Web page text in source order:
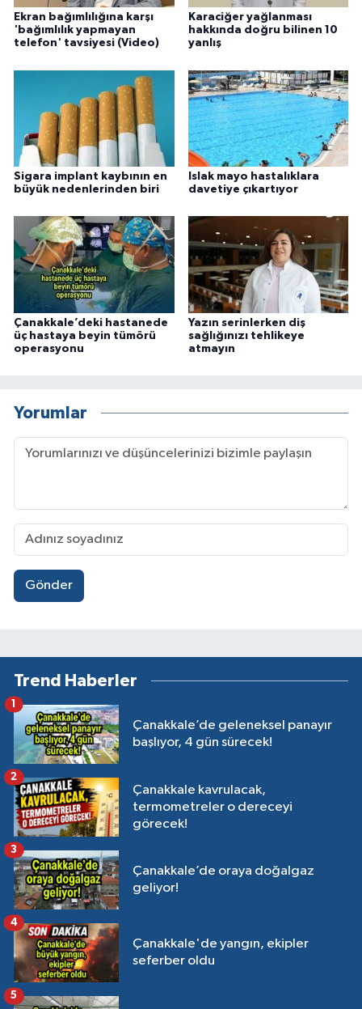
Ekran bağımlılığına karşı
'bağımlılık yapmayan
telefon' tavsiyesi (Video)
Karaciğer yağlanması
hakkında doğru bilinen 10
yanlış
Sigara implant kaybının en
büyük nedenlerinden biri
Islak mayo hastalıklara
davetiye çıkartıyor
Çanakkale’deki hastanede
üç hastaya beyin tümörü
operasyonu
Yazın serinlerken diş
sağlığınızı tehlikeye
atmayın
Yorumlar
Gönder
Trend Haberler
Çanakkale’de geleneksel panayır
başlıyor, 4 gün sürecek!
1
Çanakkale kavrulacak,
termometreler o dereceyi
görecek!
2
Çanakkale’de oraya doğalgaz
geliyor!
3
Çanakkale'de yangın, ekipler
seferber oldu
4
5